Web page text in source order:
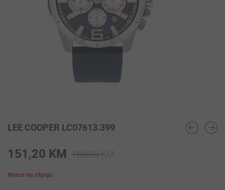
LEE COOPER LC07613.399
168,00
151,20 KM
Nema na stanju